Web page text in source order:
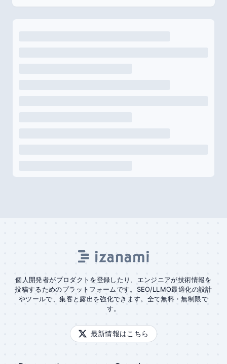
個人開発者がプロダクトを登録したり、エンジニアが技術情報を
投稿するためのプラットフォームです。SEO/LLMO最適化の設計
やツールで、集客と露出を強化できます。全て無料・無制限で
す。
最新情報はこちら